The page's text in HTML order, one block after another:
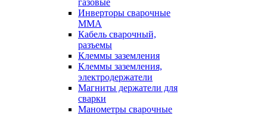
газовые
Инверторы сварочные
ММА
Кабель сварочный,
разъемы
Клеммы заземления
Клеммы заземления,
электродержатели
Магниты держатели для
сварки
Манометры сварочные